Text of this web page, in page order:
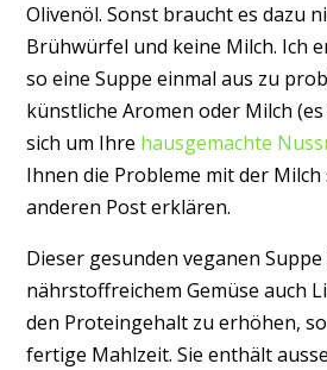
Olivenöl. Sonst braucht es dazu
Brühwürfel und keine Milch. Ich
so eine Suppe einmal aus zu
künstliche Aromen oder Milch
sich um Ihre hausgemachte
Ihnen die Probleme mit der
anderen Post erklären.
Dieser gesunden veganen
nährstoffreichem Gemüse auch
den Proteingehalt zu erhöhen,
fertige Mahlzeit. Sie enthält